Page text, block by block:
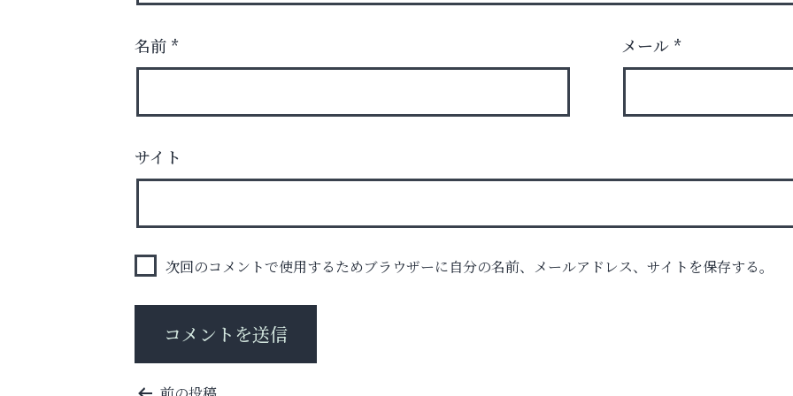
英語で育つ、世界が広がる！
名前 * メール *
サイト
次回のコメントで使用するためブラウザーに自分の名前、メールアドレス、サイトを保存する。